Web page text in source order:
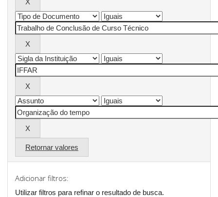
Retornar valores
Adicionar filtros:
Utilizar filtros para refinar o resultado de busca.